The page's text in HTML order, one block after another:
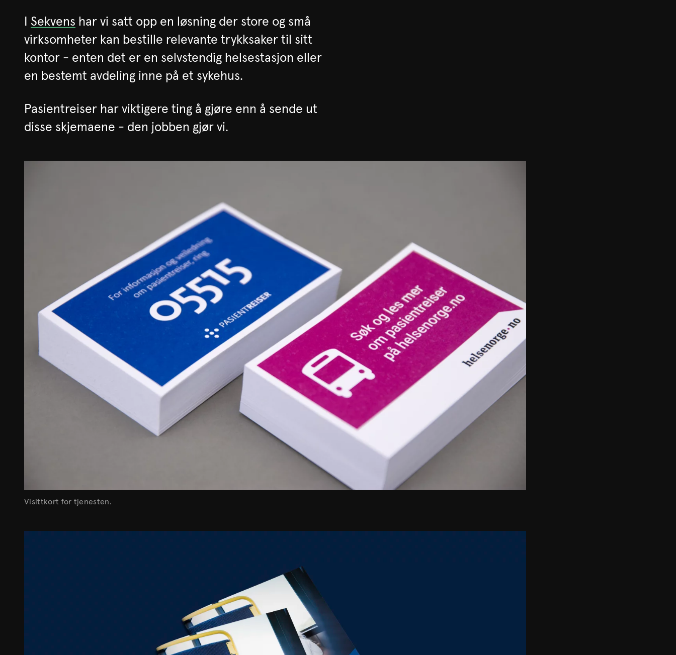
Sekvens har vi satt opp en løsning der store og små
virksomheter kan bestille relevante trykksaker til sitt
kontor - enten det er en selvstendig helsestasjon eller
en bestemt avdeling inne på et sykehus.
Pasientreiser har viktigere ting å gjøre enn å sende ut
disse skjemaene - den jobben gjør vi.
Visittkort for tjenesten.